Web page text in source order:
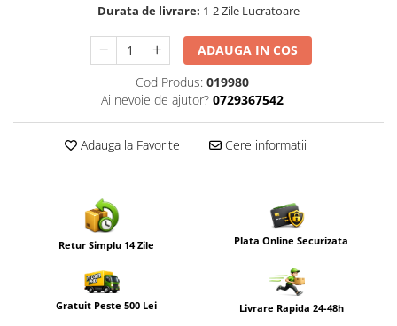
Durata de livrare: 1-2 Zile Lucratoare
ADAUGA IN COS
Cod Produs: 019980
Ai nevoie de ajutor? 0729367542
Adauga la Favorite Cere informatii
Retur Simplu 14 Zile Plata Online Securizata
Gratuit Peste 500 Lei Livrare Rapida 24-48h